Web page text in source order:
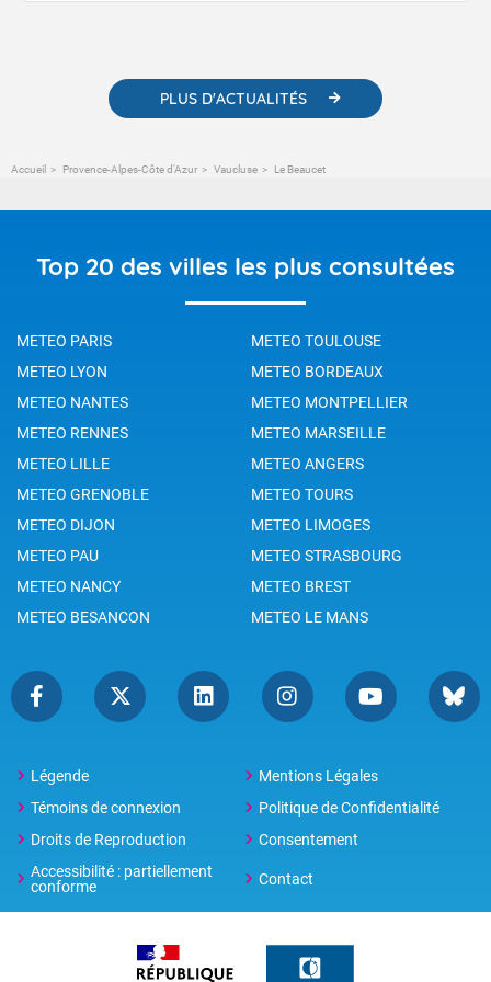
PLUS D'ACTUALITÉS
Accueil Provence-Alpes-Côte d'Azur Vaucluse Le Beaucet
Top 20 des villes les plus consultées
METEO PARIS
METEO TOULOUSE
METEO LYON
METEO BORDEAUX
METEO NANTES
METEO MONTPELLIER
METEO RENNES
METEO MARSEILLE
METEO LILLE
METEO ANGERS
METEO GRENOBLE
METEO TOURS
METEO DIJON
METEO LIMOGES
METEO PAU
METEO STRASBOURG
METEO NANCY
METEO BREST
METEO BESANCON
METEO LE MANS
Légende
Mentions Légales
Témoins de connexion
Politique de Confidentialité
Droits de Reproduction
Consentement
Accessibilité : partiellement
conforme
Contact